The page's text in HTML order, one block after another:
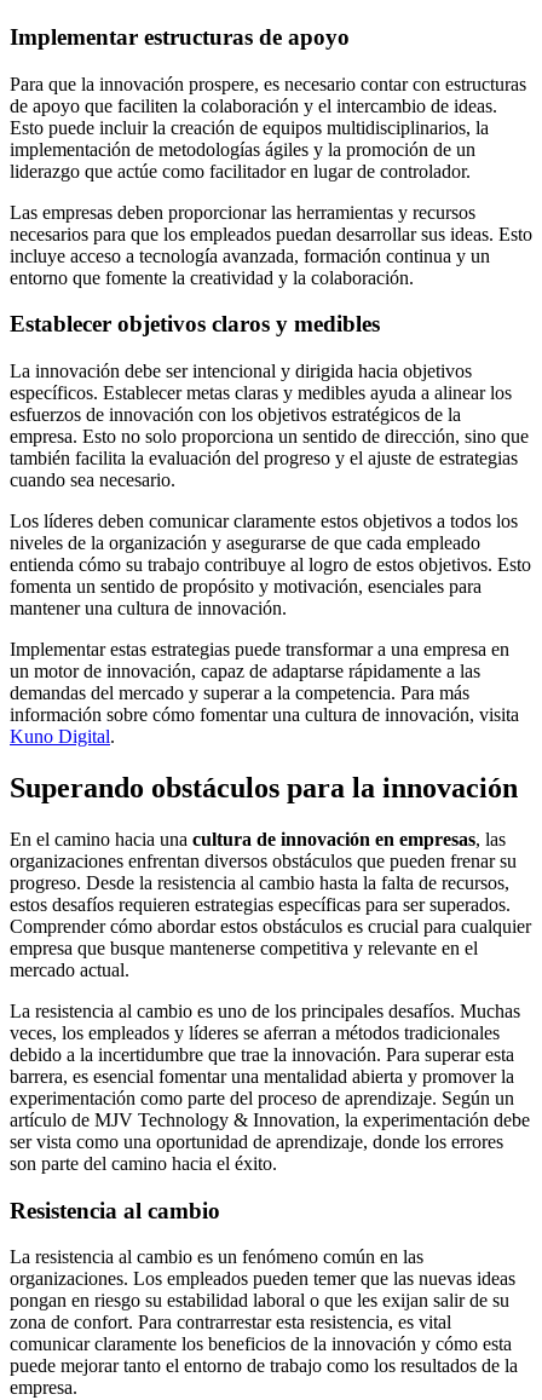
Implementar estructuras de apoyo
Para que la innovación prospere, es necesario contar con estructuras
de apoyo que faciliten la colaboración y el intercambio de ideas.
Esto puede incluir la creación de equipos multidisciplinarios, la
implementación de metodologías ágiles y la promoción de un
liderazgo que actúe como facilitador en lugar de controlador.
Las empresas deben proporcionar las herramientas y recursos
necesarios para que los empleados puedan desarrollar sus ideas. Esto
incluye acceso a tecnología avanzada, formación continua y un
entorno que fomente la creatividad y la colaboración.
Establecer objetivos claros y medibles
La innovación debe ser intencional y dirigida hacia objetivos
específicos. Establecer metas claras y medibles ayuda a alinear los
esfuerzos de innovación con los objetivos estratégicos de la
empresa. Esto no solo proporciona un sentido de dirección, sino que
también facilita la evaluación del progreso y el ajuste de estrategias
cuando sea necesario.
Los líderes deben comunicar claramente estos objetivos a todos los
niveles de la organización y asegurarse de que cada empleado
entienda cómo su trabajo contribuye al logro de estos objetivos. Esto
fomenta un sentido de propósito y motivación, esenciales para
mantener una cultura de innovación.
Implementar estas estrategias puede transformar a una empresa en
un motor de innovación, capaz de adaptarse rápidamente a las
demandas del mercado y superar a la competencia. Para más
información sobre cómo fomentar una cultura de innovación, visita
Kuno Digital.
Superando obstáculos para la innovación
En el camino hacia una cultura de innovación en empresas, las
organizaciones enfrentan diversos obstáculos que pueden frenar su
progreso. Desde la resistencia al cambio hasta la falta de recursos,
estos desafíos requieren estrategias específicas para ser superados.
Comprender cómo abordar estos obstáculos es crucial para cualquier
empresa que busque mantenerse competitiva y relevante en el
mercado actual.
La resistencia al cambio es uno de los principales desafíos. Muchas
veces, los empleados y líderes se aferran a métodos tradicionales
debido a la incertidumbre que trae la innovación. Para superar esta
barrera, es esencial fomentar una mentalidad abierta y promover la
experimentación como parte del proceso de aprendizaje. Según un
artículo de MJV Technology & Innovation, la experimentación debe
ser vista como una oportunidad de aprendizaje, donde los errores
son parte del camino hacia el éxito.
Resistencia al cambio
La resistencia al cambio es un fenómeno común en las
organizaciones. Los empleados pueden temer que las nuevas ideas
pongan en riesgo su estabilidad laboral o que les exijan salir de su
zona de confort. Para contrarrestar esta resistencia, es vital
comunicar claramente los beneficios de la innovación y cómo esta
puede mejorar tanto el entorno de trabajo como los resultados de la
empresa.